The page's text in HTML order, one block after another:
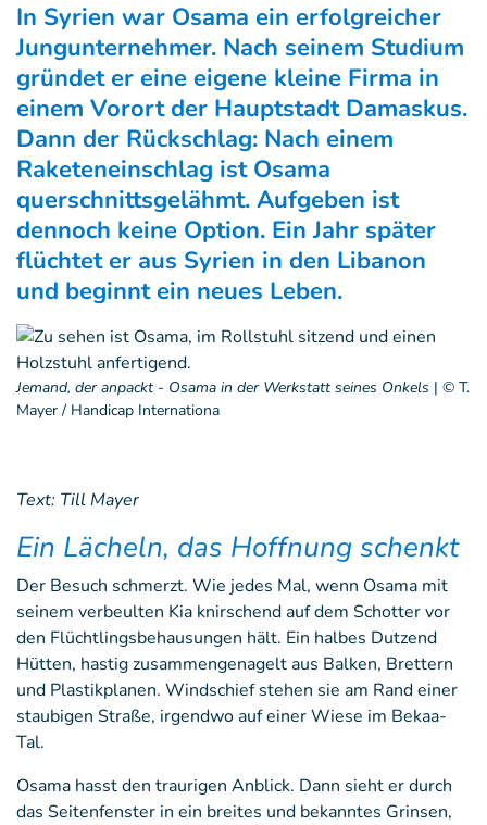
In Syrien war Osama ein erfolgreicher
Jungunternehmer. Nach seinem Studium
gründet er eine eigene kleine Firma in
einem Vorort der Hauptstadt Damaskus.
Dann der Rückschlag: Nach einem
Raketeneinschlag ist Osama
querschnittsgelähmt. Aufgeben ist
dennoch keine Option. Ein Jahr später
flüchtet er aus Syrien in den Libanon
und beginnt ein neues Leben.
Jemand, der anpackt - Osama in der Werkstatt seines Onkels | © T.
Mayer / Handicap Internationa
Text: Till Mayer
Ein Lächeln, das Hoffnung schenkt
Der Besuch schmerzt. Wie jedes Mal, wenn Osama mit
seinem verbeulten Kia knirschend auf dem Schotter vor
den Flüchtlingsbehausungen hält. Ein halbes Dutzend
Hütten, hastig zusammengenagelt aus Balken, Brettern
und Plastikplanen. Windschief stehen sie am Rand einer
staubigen Straße, irgendwo auf einer Wiese im Bekaa-
Tal.
Osama hasst den traurigen Anblick. Dann sieht er durch
das Seitenfenster in ein breites und bekanntes Grinsen,